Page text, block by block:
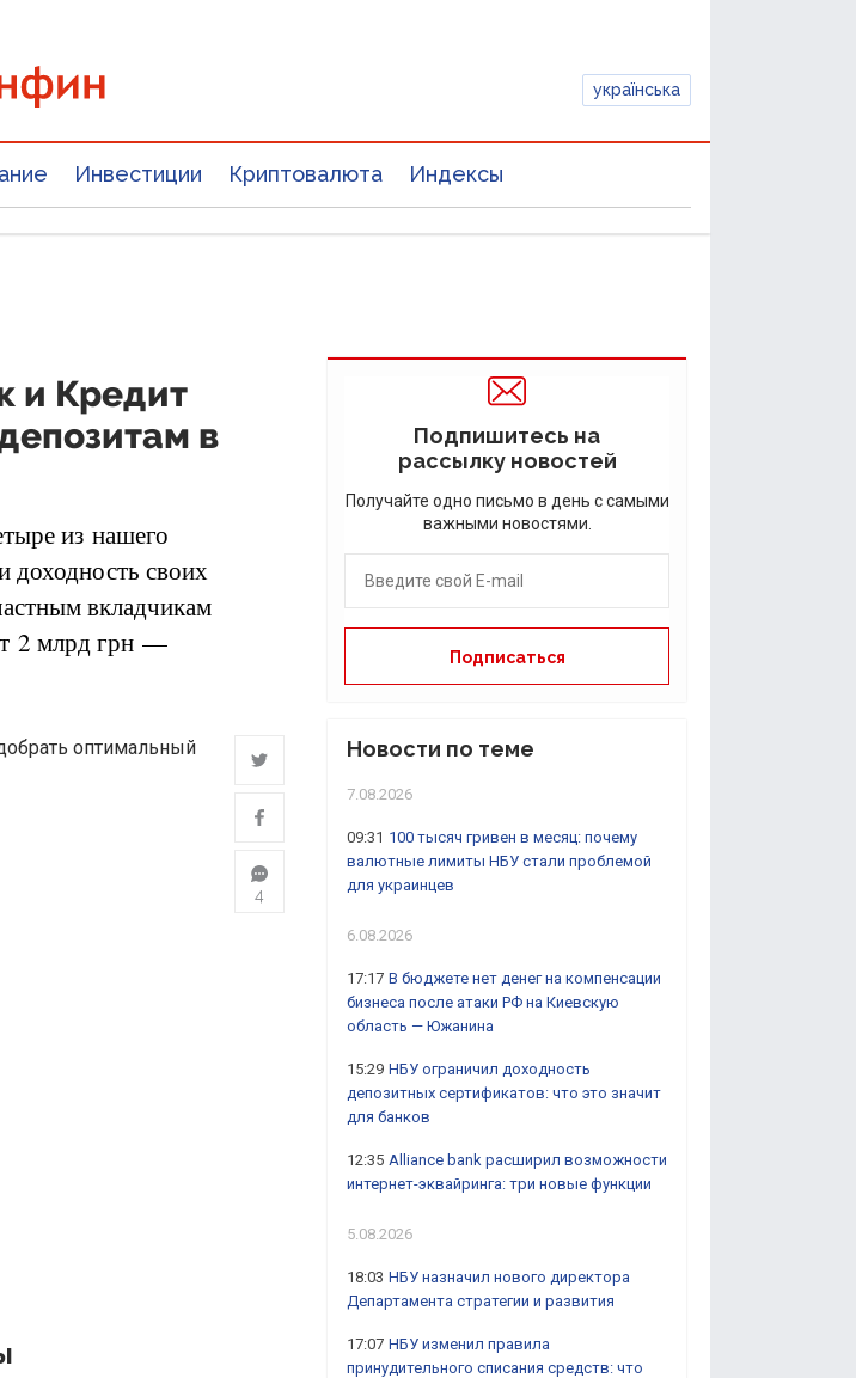
українська
Инвестиции Криптовалюта Индексы
и Кредит
в
из нашего
доходность своих
вкладчикам
2 млрд грн —
4
Подпишитесь на
рассылку новостей
Получайте одно письмо в день с самыми
важными новостями.
Новости по теме
7.08.2026
09:31 100 тысяч гривен в месяц: почему
валютные лимиты НБУ стали проблемой
для украинцев
6.08.2026
17:17 В бюджете нет денег на компенсации
бизнеса после атаки РФ на Киевскую
область — Южанина
15:29 НБУ ограничил доходность
депозитных сертификатов: что это значит
для банков
12:35 Alliance bank расширил возможности
интернет-эквайринга: три новые функции
5.08.2026
18:03 НБУ назначил нового директора
Департамента стратегии и развития
17:07 НБУ изменил правила
принудительного списания средств: что